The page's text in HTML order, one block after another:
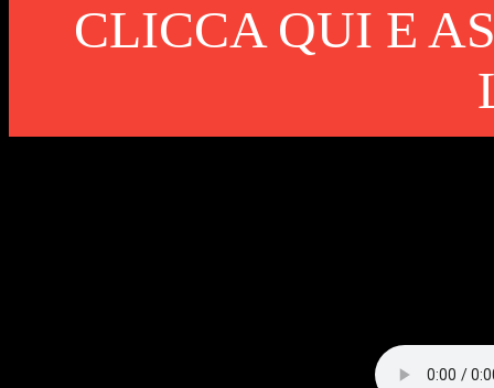
CLICCA QUI E